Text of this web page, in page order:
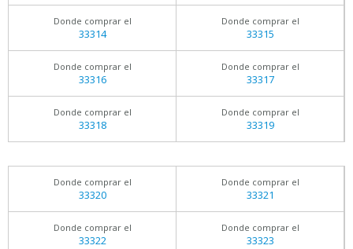
Donde comprar el
33314
Donde comprar el
33315
Donde comprar el
33316
Donde comprar el
33317
Donde comprar el
33318
Donde comprar el
33319
Donde comprar el
33320
Donde comprar el
33321
Donde comprar el
33322
Donde comprar el
33323